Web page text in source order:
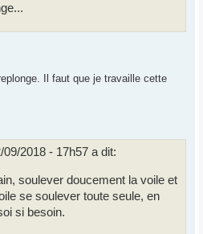
Il faut que je travaille cette
2018 - 17h57 a dit:
soulever doucement la voile et
se soulever toute seule, en
si besoin.